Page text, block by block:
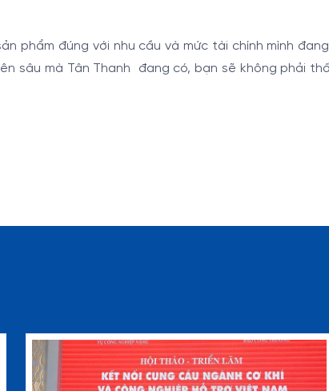
phẩm đúng với nhu cầu và mức tài chính mình
sâu mà Tân Thanh đang có, bạn sẽ không phải